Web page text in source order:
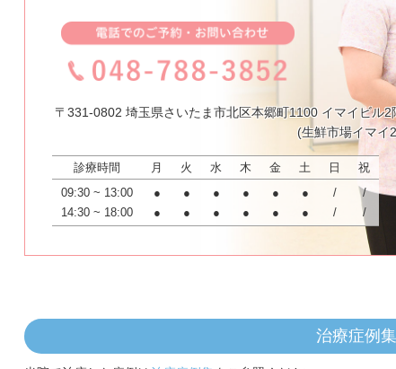
〒331-0802 埼玉県さいたま市北区本郷町1100 イマイビル2
(生鮮市場イマイ
診療時間 月 火 水 木 金 土 日
祝
09:30 ~ 13:00
● ● ● ● ● ● /
/
14:30 ~ 18:00
● ● ● ● ● ● / /
治療症例集